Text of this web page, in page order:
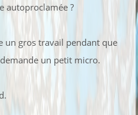
autoproclamée ?
un gros travail pendant que
un petit micro.